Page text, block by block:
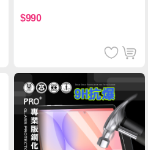
灣BSMI/中國CCC/歐美CE/FCC
認證
$990